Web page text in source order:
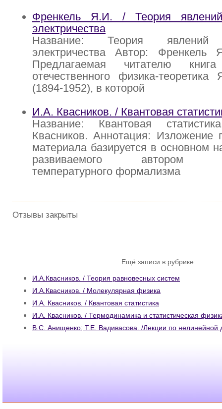
Френкель Я.И. / Теория явлений
электричества
Название: Теория явлений
электричества Автор: Френкель
Предлагаемая читателю
отечественного физика-
(1894-1952), в которой
И.А. Квасников. / Квантовая
Название: Квантовая
Квасников. Аннотация: Изложение
материала базируется в основном
развиваемого автором
температурного формализма
Отзывы закрыты
Ещё записи в рубрике:
И.А.Квасников. / Теория равновесных систем
И.А.Квасников. / Молекулярная физика
И.А. Квасников. / Квантовая статистика
И.А. Квасников. / Термодинамика и статистическая
В.С. Анищенко; Т.Е. Вадивасова. /Лекции по нелинейной